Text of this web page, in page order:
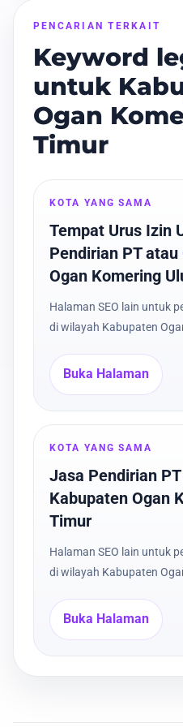
PENCARIAN TERKAIT
Keyword
untuk
Ogan
Timur
KOTA YANG SAMA
Tempat Urus Izin
Pendirian PT
Ogan Komering
Halaman SEO lain untuk
di wilayah Kabupaten
Buka Halaman
KOTA YANG SAMA
Jasa Pendirian
Kabupaten Ogan
Timur
Halaman SEO lain untuk
di wilayah Kabupaten
Buka Halaman